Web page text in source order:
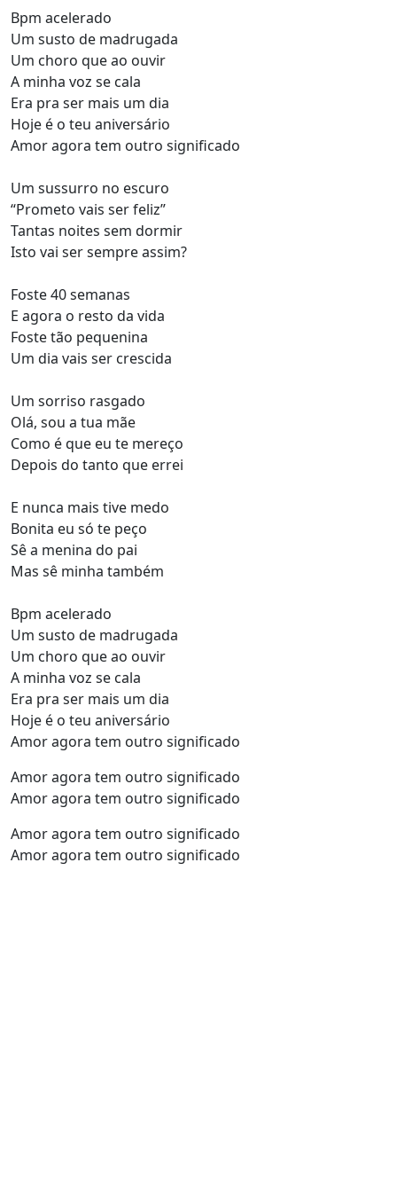
Bpm acelerado
Um susto de madrugada
Um choro que ao ouvir
A minha voz se cala
Era pra ser mais um dia
Hoje é o teu aniversário
Amor agora tem outro significado
Um sussurro no escuro
“Prometo vais ser feliz”
Tantas noites sem dormir
Isto vai ser sempre assim?
Foste 40 semanas
E agora o resto da vida
Foste tão pequenina
Um dia vais ser crescida
Um sorriso rasgado
Olá, sou a tua mãe
Como é que eu te mereço
Depois do tanto que errei
E nunca mais tive medo
Bonita eu só te peço
Sê a menina do pai
Mas sê minha também
Bpm acelerado
Um susto de madrugada
Um choro que ao ouvir
A minha voz se cala
Era pra ser mais um dia
Hoje é o teu aniversário
Amor agora tem outro significado
Amor agora tem outro significado
Amor agora tem outro significado
Amor agora tem outro significado
Amor agora tem outro significado